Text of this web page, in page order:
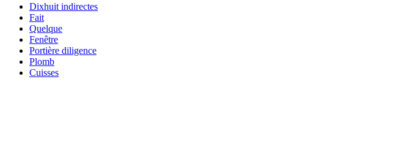
Dixhuit indirectes
Fait
Quelque
Fenêtre
Portière diligence
Plomb
Cuisses